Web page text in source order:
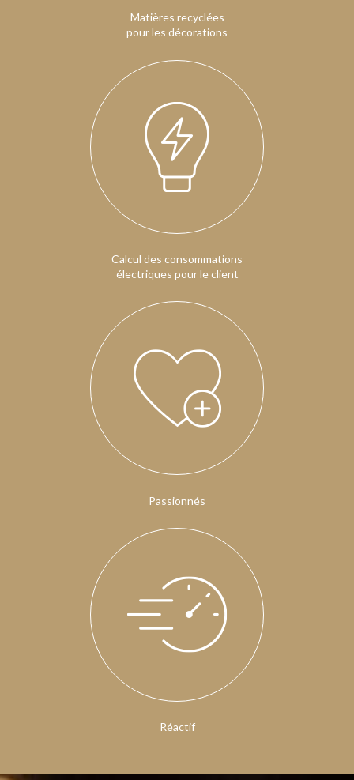
Matières recyclées
pour les décorations
Calcul des consommations
électriques pour le client
Passionnés
Réactif